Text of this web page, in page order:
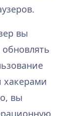
вы
хакерами
вы